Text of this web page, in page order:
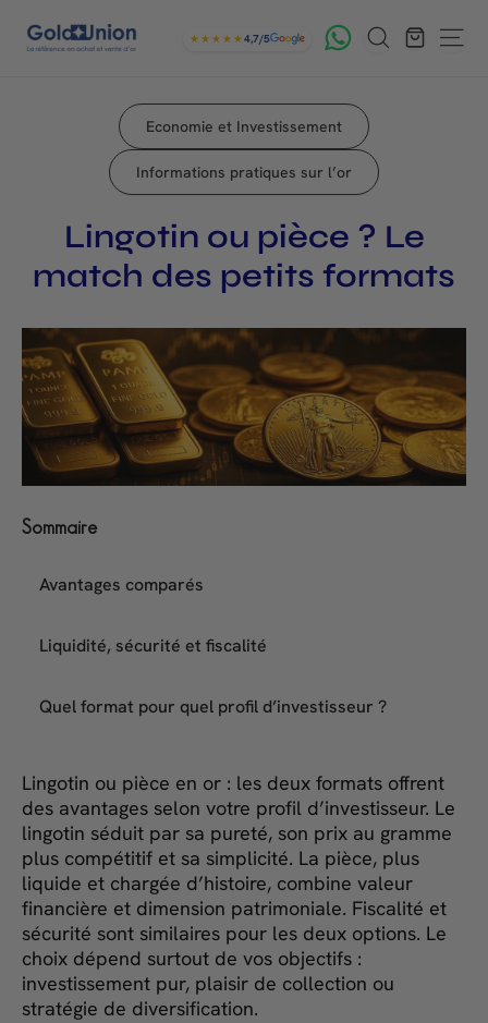
G
o
★★★★★4,7/5
Rechercher
Economie et Investissement
Informations pratiques sur l’or
Lingotin ou pièce ? Le
match des petits formats
Sommaire
Avantages comparés
Liquidité, sécurité et fiscalité
Quel format pour quel profil d’investisseur ?
Lingotin ou pièce en or : les deux formats offrent
des avantages selon votre profil d’investisseur. Le
lingotin séduit par sa pureté, son prix au gramme
plus compétitif et sa simplicité. La pièce, plus
liquide et chargée d’histoire, combine valeur
financière et dimension patrimoniale. Fiscalité et
sécurité sont similaires pour les deux options. Le
choix dépend surtout de vos objectifs :
investissement pur, plaisir de collection ou
stratégie de diversification.